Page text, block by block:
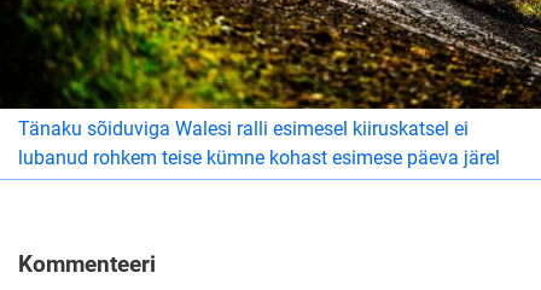
Tänaku sõiduviga Walesi ralli esimesel kiiruskatsel ei
lubanud rohkem teise kümne kohast esimese päeva järel
Kommenteeri